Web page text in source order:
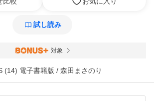
試し読み
対象
(14) 電子書籍版 / 森田まさのり